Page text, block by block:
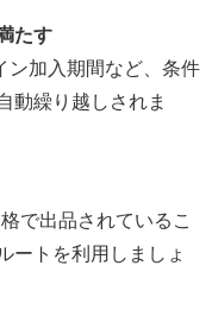
たす
ン加入期間など、条件
動繰り越しされま
で出品されているこ
ートを利用しましょ